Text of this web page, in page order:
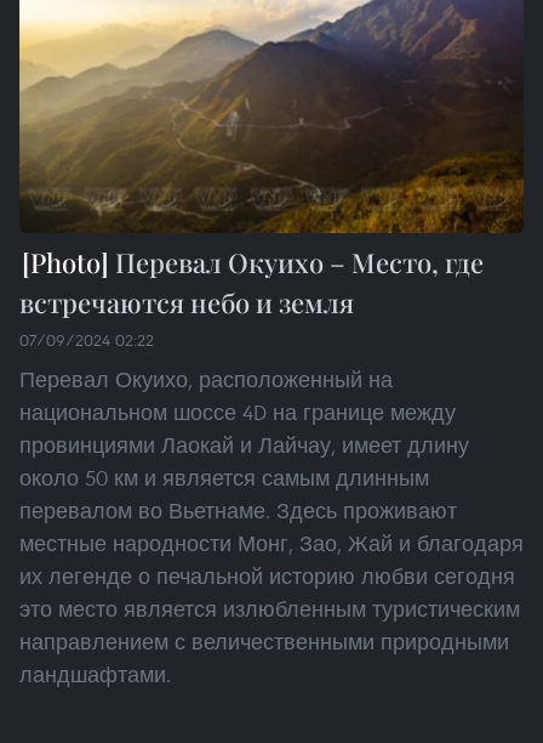
Перевал Окуихо – Место, где
встречаются небо и земля
07/09/2024 02:22
Перевал Окуихо, расположенный на
национальном шоссе 4D на границе между
провинциями Лаокай и Лайчау, имеет длину
около 50 км и является самым длинным
перевалом во Вьетнаме. Здесь проживают
местные народности Монг, Зао, Жай и благодаря
их легенде о печальной историю любви сегодня
это место является излюбленным туристическим
направлением с величественными природными
ландшафтами.